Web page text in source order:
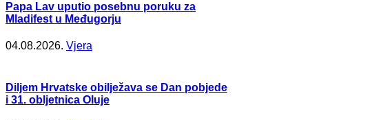
Papa Lav uputio posebnu poruku za
Mladifest u Međugorju
04.08.2026. Vjera
Diljem Hrvatske obilježava se Dan pobjede
i 31. obljetnica Oluje